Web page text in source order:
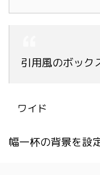
引用風のボック
ワイド
幅一杯の背景を設